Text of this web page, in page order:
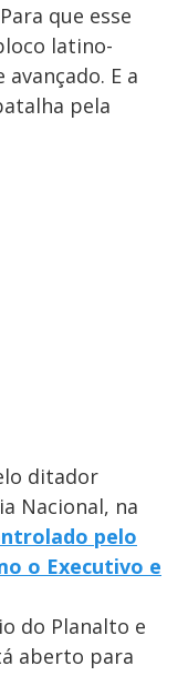
que esse
latino-
E a
pela
ditador
Nacional, na
pelo
o Executivo e
do Planalto e
aberto para